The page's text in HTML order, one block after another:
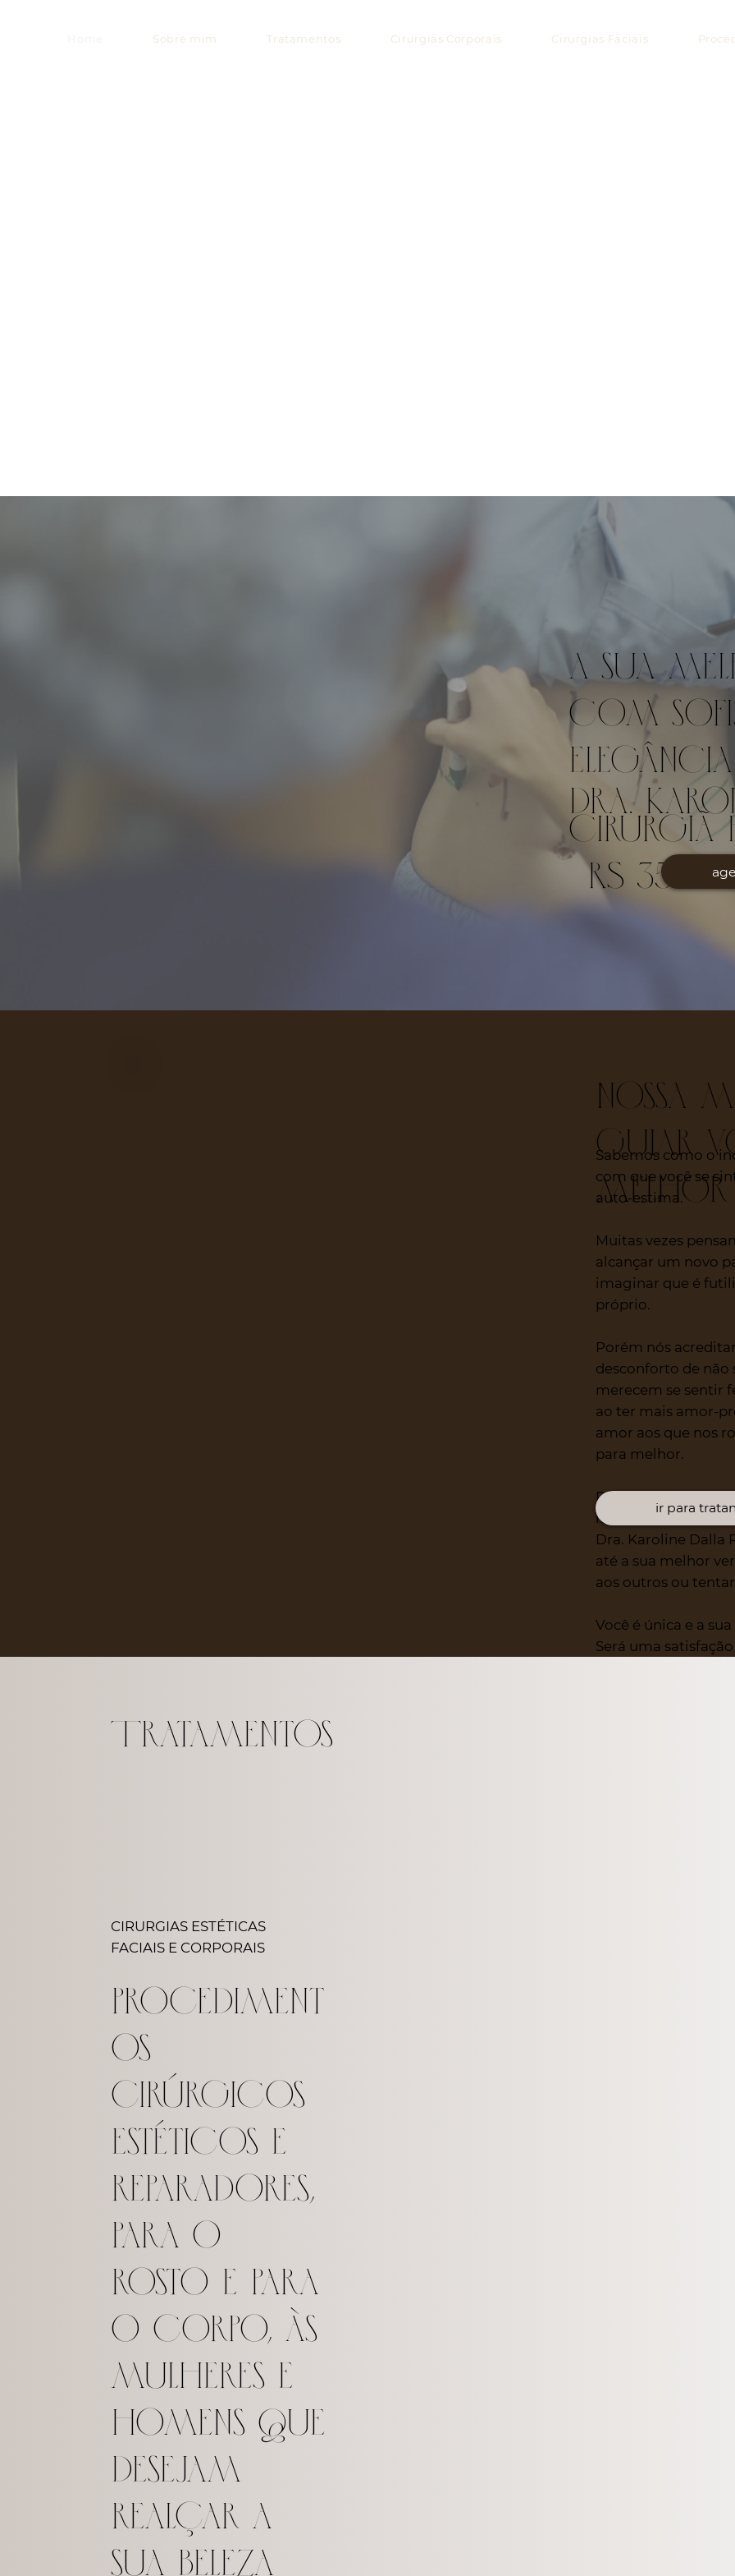
Sobre mim Tratamentos Cirurgias Corporais Cirurgias Faciais
A sua
com
Dra.
Cirurgiã
| RS
Nossa
guiar
melhor
Sabemos como o
com que você se
auto-estima.
Muitas vezes
alcançar um novo
imaginar que é
próprio.
Porém nós
desconforto de não
merecem se sentir
ao ter mais amor-
amor aos que nos
para melhor.
Para isso, não é
mas sim a melhor
Dra. Karoline Dalla
até a sua melhor
aos outros ou tentar
Você é única e a
Será uma
ir para
Tratamentos
CIRURGIAS ESTÉTICAS
FACIAIS E CORPORAIS​
Procediment
os
cirúrgicos
estéticos e
reparadores,
para o
rosto e para
o corpo, às
mulheres e
homens que
desejam
realçar a
sua beleza